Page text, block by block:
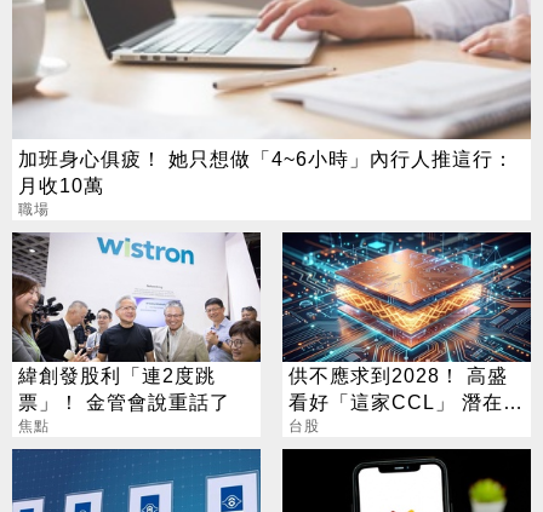
加班身心俱疲！ 她只想做「4~6小時」內行人推這行：
月收10萬
職場
緯創發股利「連2度跳
票」！ 金管會說重話了
焦點
供不應求到2028！ 高盛
看好「這家CCL」 潛在漲
幅171%
台股